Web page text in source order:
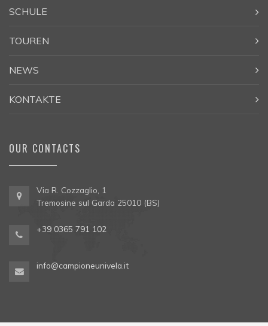
SCHULE
TOUREN
NEWS
KONTAKTE
OUR CONTACTS
Via R. Cozzaglio, 1
Tremosine sul Garda 25010 (BS)
+39 0365 791 102
info@campioneunivela.it